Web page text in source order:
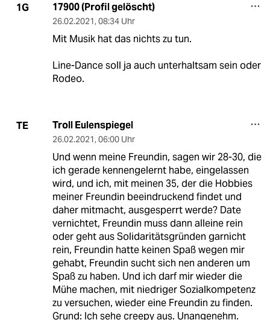
1G 17900 (Profil gelöscht)
26.02.2021, 08:34 Uhr
Mit Musik hat das nichts zu tun.
Line-Dance soll ja auch unterhaltsam sein oder
Rodeo.
TE Troll Eulenspiegel
26.02.2021, 06:00 Uhr
Und wenn meine Freundin, sagen wir 28-30, die
ich gerade kennengelernt habe, eingelassen
wird, und ich, mit meinen 35, der die Hobbies
meiner Freundin beeindruckend findet und
daher mitmacht, ausgesperrt werde? Date
vernichtet, Freundin muss dann alleine rein
oder geht aus Solidaritätsgründen garnicht
rein, Freundin hatte keinen Spaß wegen mir
gehabt, Freundin sucht sich nen anderen um
Spaß zu haben. Und ich darf mir wieder die
Mühe machen, mit niedriger Sozialkompetenz
zu versuchen, wieder eine Freundin zu finden.
Grund: Ich sehe creepy aus. Unangenehm.